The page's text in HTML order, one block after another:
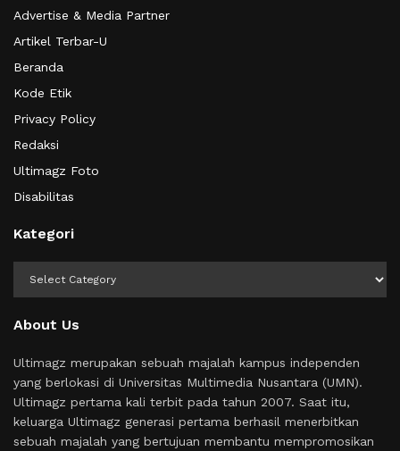
Advertise & Media Partner
Artikel Terbar-U
Beranda
Kode Etik
Privacy Policy
Redaksi
Ultimagz Foto
Disabilitas
Kategori
About Us
Ultimagz merupakan sebuah majalah kampus independen
yang berlokasi di Universitas Multimedia Nusantara (UMN).
Ultimagz pertama kali terbit pada tahun 2007. Saat itu,
keluarga Ultimagz generasi pertama berhasil menerbitkan
sebuah majalah yang bertujuan membantu mempromosikan